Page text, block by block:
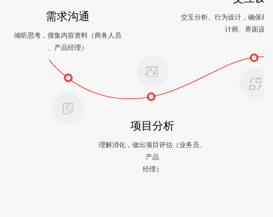
需求沟通
倾听思考，搜集内容资料（商务人员
、产品经理）
项目分析
理解消化，做出项目评估（业务员、
产品
经理）
交互分析、行为设计，确保最
计师、界面设